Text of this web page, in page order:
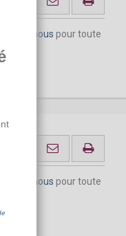
nous pour toute
nous pour toute